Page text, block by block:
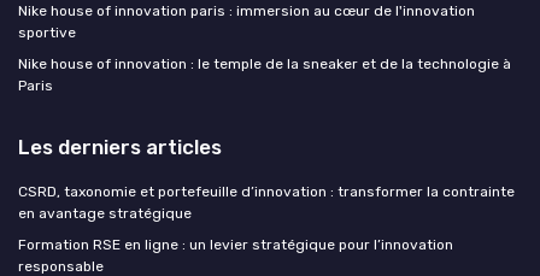
Nike house of innovation paris : immersion au cœur de l'innovation
sportive
Nike house of innovation : le temple de la sneaker et de la technologie à
Paris
Les derniers articles
CSRD, taxonomie et portefeuille d’innovation : transformer la contrainte
en avantage stratégique
Formation RSE en ligne : un levier stratégique pour l’innovation
responsable